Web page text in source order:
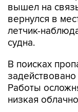
вышел на
вернулся в
летчик-
судна.
В поисках
Работы
низкая